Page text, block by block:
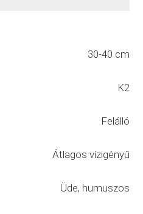
30-40 cm
K2
Felálló
Átlagos vízigényű
Üde, humuszos